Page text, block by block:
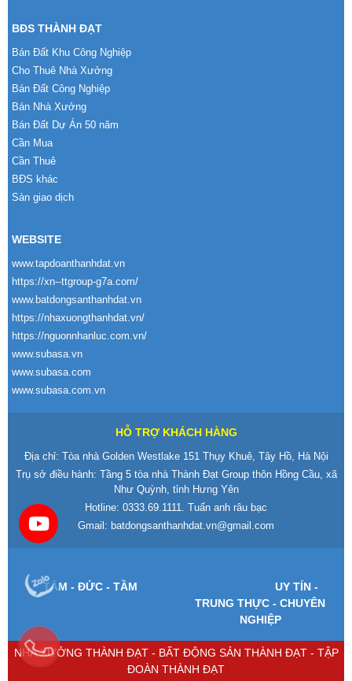
BĐS THÀNH ĐẠT
Bán Đất Khu Công Nghiệp
Cho Thuê Nhà Xưởng
Bán Đất Công Nghiệp
Bán Nhà Xưởng
Bán Đất Dự Án 50 năm
Cần Mua
Cần Thuê
BĐS khác
Sàn giao dịch
WEBSITE
www.tapdoanthanhdat.vn
https://xn--ttgroup-g7a.com/
www.batdongsanthanhdat.vn
https://nhaxuongthanhdat.vn/
https://nguonnhanluc.com.vn/
www.subasa.vn
www.subasa.com
www.subasa.com.vn
HỖ TRỢ KHÁCH HÀNG
Địa chỉ: Tòa nhà Golden Westlake 151 Thụy Khuê, Tây Hồ, Hà Nội
Trụ sở điều hành: Tầng 5 tòa nhà Thành Đạt Group thôn Hồng Cầu, xã
Như Quỳnh, tỉnh Hưng Yên
Hotline: 0333.69.1111. Tuấn anh râu bạc
Gmail: batdongsanthanhdat.vn@gmail.com
TÂM - ĐỨC - TẦM UY TÍN -
TRUNG THỰC - CHUYÊN
NGHIỆP
NHÀ XƯỞNG THÀNH ĐẠT - BẤT ĐỘNG SẢN THÀNH ĐẠT - TẬP
ĐOÀN THÀNH ĐẠT